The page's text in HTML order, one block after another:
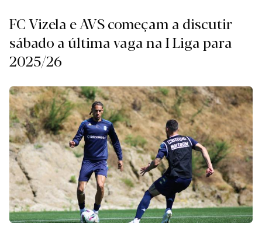
FC Vizela e AVS começam a discutir
sábado a última vaga na I Liga para
2025/26